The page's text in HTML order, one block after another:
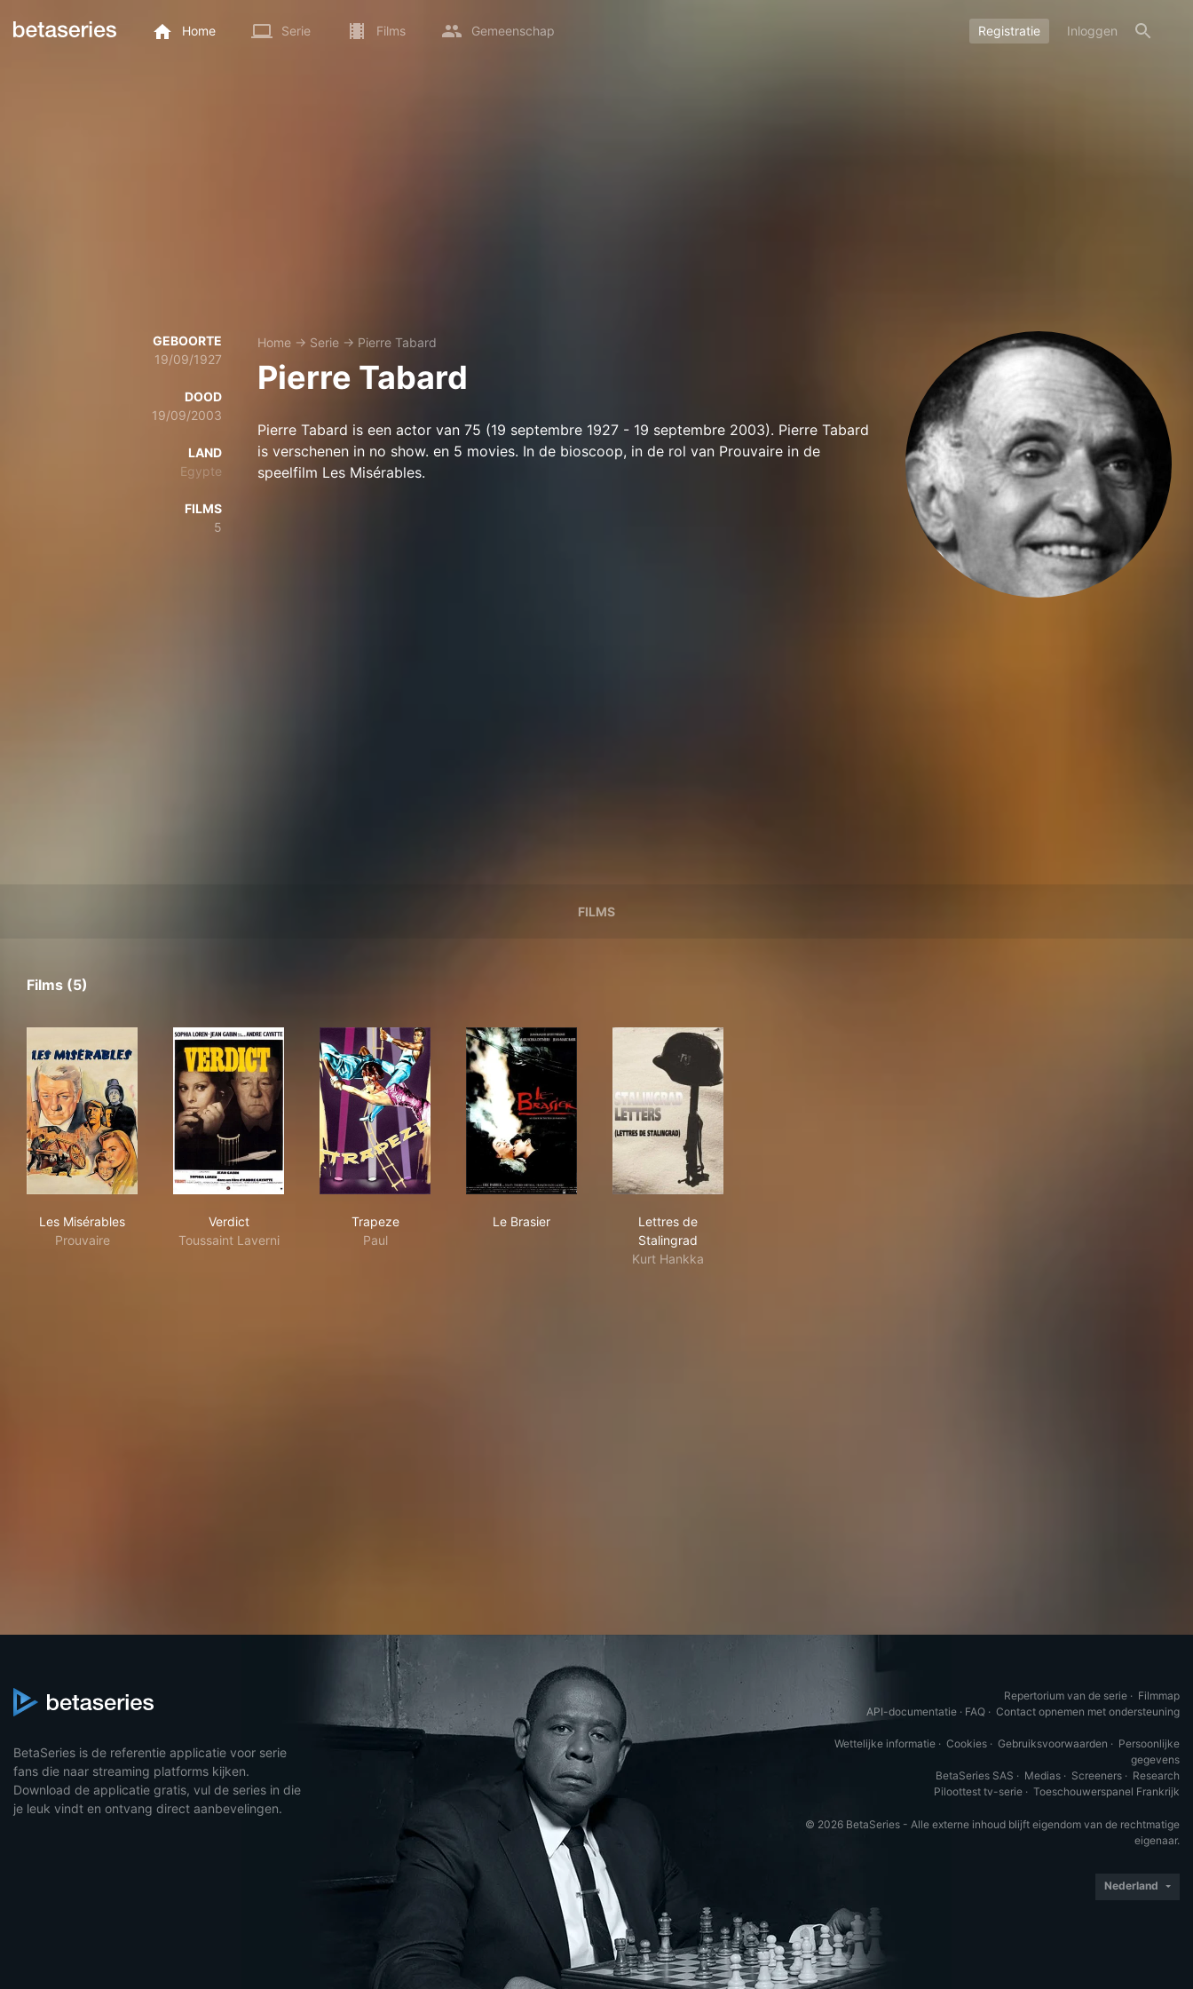
Home Serie Films Gemeenschap Registratie Inloggen
GEBOORTE
19/09/1927
DOOD
19/09/2003
LAND
Egypte
FILMS
5
Home → Serie → Pierre Tabard
Pierre Tabard
Pierre Tabard is een actor van 75 (19 septembre 1927 - 19 septembre 2003). Pierre Tabard
is verschenen in no show. en 5 movies. In de bioscoop, in de rol van Prouvaire in de
speelfilm Les Misérables.
FILMS
Films (5)
Les Misérables
Prouvaire
Verdict
Toussaint Laverni
Trapeze
Paul
Le Brasier
Lettres de
Stalingrad
Kurt Hankka
BetaSeries is de referentie applicatie voor serie
fans die naar streaming platforms kijken.
Download de applicatie gratis, vul de series in die
je leuk vindt en ontvang direct aanbevelingen.
Repertorium van de serie · Filmmap
API-documentatie · FAQ · Contact opnemen met ondersteuning
Wettelijke informatie · Cookies · Gebruiksvoorwaarden · Persoonlijke
gegevens
BetaSeries SAS · Medias · Screeners · Research
Piloottest tv-serie · Toeschouwerspanel Frankrijk
© 2026 BetaSeries - Alle externe inhoud blijft eigendom van de rechtmatige
eigenaar.
Nederland